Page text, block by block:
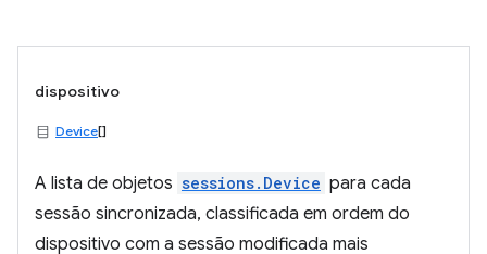
dispositivo
Device[]
A lista de objetos sessions.Device para cada
sessão sincronizada, classificada em ordem do
dispositivo com a sessão modificada mais